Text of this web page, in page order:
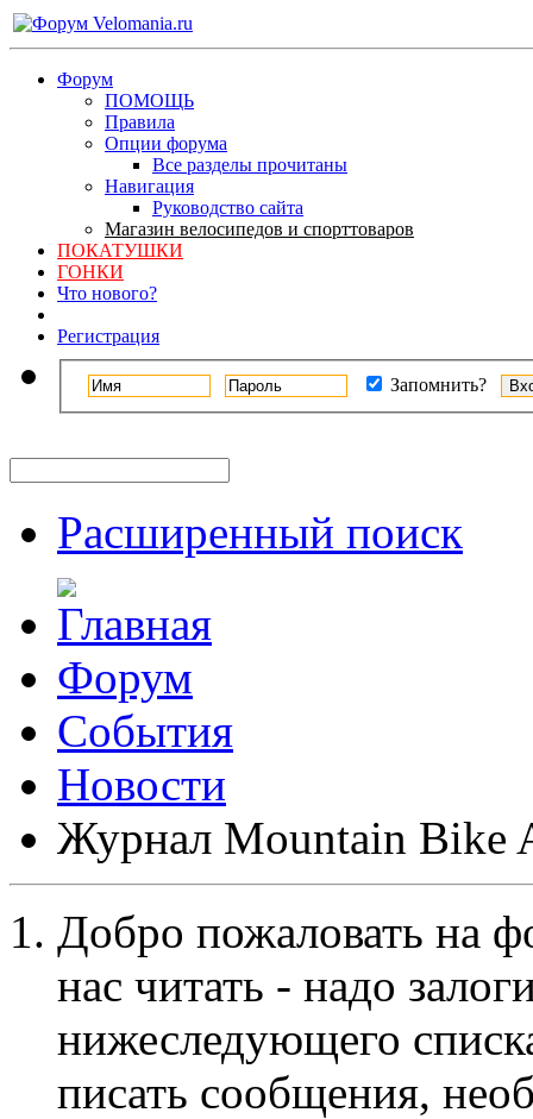
Форум
ПОМОЩЬ
Правила
Опции форума
Все разделы прочитаны
Навигация
Руководство сайта
Магазин велосипедов и спорттоваров
ПОКАТУШКИ
ГОНКИ
Что нового?
Регистрация
Запомнить?
Расширенный поиск
Форум
События
Новости
Журнал Mountain Bike
Добро пожаловать на
нас читать - надо
нижеследующего
писать сообщения,